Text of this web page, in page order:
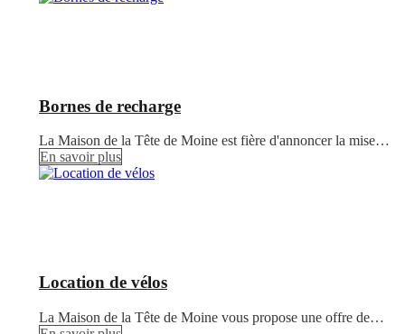
Bornes de recharge
La Maison de la Tête de Moine est fière d'annoncer la mise…
En savoir plus
Location de vélos
La Maison de la Tête de Moine vous propose une offre de…